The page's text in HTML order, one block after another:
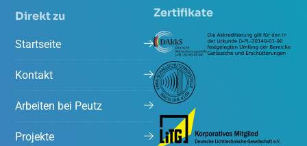
Direkt zu
Startseite
Kontakt
Arbeiten bei Peutz
Projekte
Zertifikate